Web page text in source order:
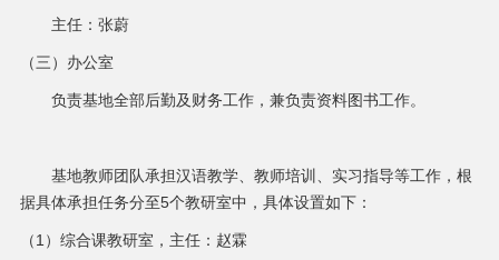
主任：张蔚
（三）办公室
负责基地全部后勤及财务工作，兼负责资料图书工作。
基地教师团队承担汉语教学、教师培训、实习指导等工作，根
据具体承担任务分至5个教研室中，具体设置如下：
（1）综合课教研室，主任：赵霖